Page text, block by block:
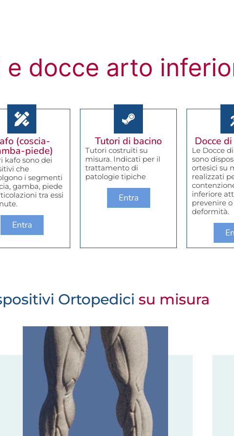
e docce arto
(coscia-
piede)
kafo sono dei
che
i segmenti
gamba, piede
tra essi
Entra
Tutori di bacino
Tutori costruiti su
misura. Indicati per il
trattamento di
patologie tipiche
Entra
Docce
Le Docce
sono
ortesici su
realizzati
inferiore
prevenire
deformità.
Ortopedici su misura